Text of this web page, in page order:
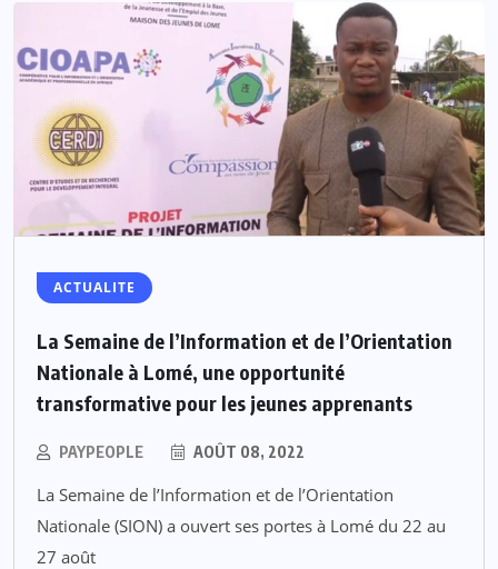
ACTUALITE
La Semaine de l’Information et de l’Orientation
Nationale à Lomé, une opportunité
transformative pour les jeunes apprenants
PAYPEOPLE AOÛT 08, 2022
La Semaine de l’Information et de l’Orientation
Nationale (SION) a ouvert ses portes à Lomé du 22 au
27 août